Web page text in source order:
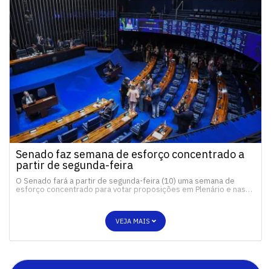
Senado faz semana de esforço concentrado a
partir de segunda-feira
O Senado fará a partir de segunda-feira (10) uma semana de
esforço concentrado para votar proposições em Plenário e nas…
VEJA MAIS